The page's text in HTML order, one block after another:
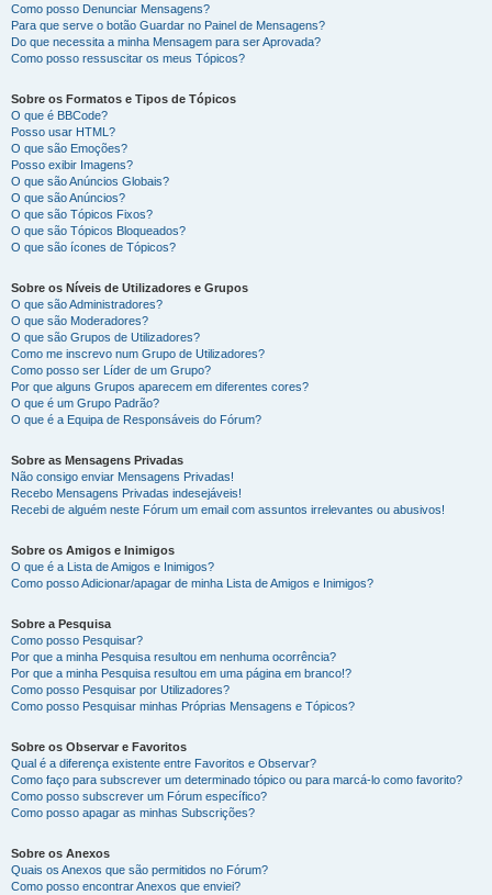
Como posso Denunciar Mensagens?
Para que serve o botão Guardar no Painel de Mensagens?
Do que necessita a minha Mensagem para ser Aprovada?
Como posso ressuscitar os meus Tópicos?
Sobre os Formatos e Tipos de Tópicos
O que é BBCode?
Posso usar HTML?
O que são Emoções?
Posso exibir Imagens?
O que são Anúncios Globais?
O que são Anúncios?
O que são Tópicos Fixos?
O que são Tópicos Bloqueados?
O que são ícones de Tópicos?
Sobre os Níveis de Utilizadores e Grupos
O que são Administradores?
O que são Moderadores?
O que são Grupos de Utilizadores?
Como me inscrevo num Grupo de Utilizadores?
Como posso ser Líder de um Grupo?
Por que alguns Grupos aparecem em diferentes cores?
O que é um Grupo Padrão?
O que é a Equipa de Responsáveis do Fórum?
Sobre as Mensagens Privadas
Não consigo enviar Mensagens Privadas!
Recebo Mensagens Privadas indesejáveis!
Recebi de alguém neste Fórum um email com assuntos irrelevantes ou abusivos!
Sobre os Amigos e Inimigos
O que é a Lista de Amigos e Inimigos?
Como posso Adicionar/apagar de minha Lista de Amigos e Inimigos?
Sobre a Pesquisa
Como posso Pesquisar?
Por que a minha Pesquisa resultou em nenhuma ocorrência?
Por que a minha Pesquisa resultou em uma página em branco!?
Como posso Pesquisar por Utilizadores?
Como posso Pesquisar minhas Próprias Mensagens e Tópicos?
Sobre os Observar e Favoritos
Qual é a diferença existente entre Favoritos e Observar?
Como faço para subscrever um determinado tópico ou para marcá-lo como favorito?
Como posso subscrever um Fórum específico?
Como posso apagar as minhas Subscrições?
Sobre os Anexos
Quais os Anexos que são permitidos no Fórum?
Como posso encontrar Anexos que enviei?